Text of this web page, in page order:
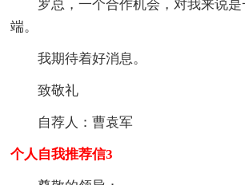
罗总，一个合作机会，对我来说
端。
我期待着好消息。
致敬礼
自荐人：曹袁军
个人自我推荐信3